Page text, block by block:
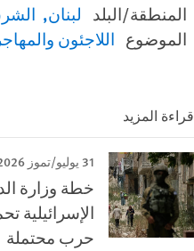
المنطقة/البلد لبنان
الموضوع اللاجئون
قراءة المزيد
31 يوليو/تموز 2026
خطة وزارة
الإسرائيلية
حرب محتملة